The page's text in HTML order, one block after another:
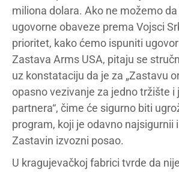
miliona dolara. Ako ne možemo
ugovorne obaveze prema Vojsci
prioritet, kako ćemo ispuniti
Zastava Arms USA, pitaju se
uz konstataciju da je za „Zastavu
opasno vezivanje za jedno tržište i
partnera“, čime će sigurno biti
program, koji je odavno najsigurnii
Zastavin izvozni posao.
U kragujevačkoj fabrici tvrde da